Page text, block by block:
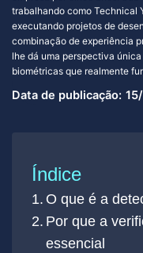
Data de publicação:
trabalhando como Technical
executando projetos de
combinação de experiência
lhe dá uma perspectiva
biométricas que realmente
Índice
O que é a
Por que a
essencial